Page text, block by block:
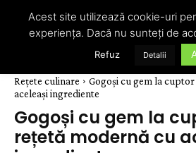
Rețete culinare
Gogoși cu gem la
aceleași ingrediente
Gogoși cu gem la
rețetă modernă cu
Acest site utilizează cookie-uri
experiența. Dacă nu sunteți de
Refuz Detalii